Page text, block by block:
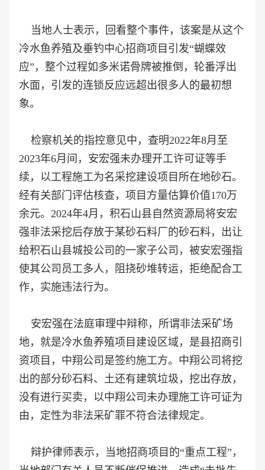
当地人士表示，回看整个事件，该案是从这个
冷水鱼养殖及垂钓中心招商项目引发“蝴蝶效
应”，整个过程如多米诺骨牌被推倒，轮番浮出
水面，引发的连锁反应远超出很多人的最初想
象。
检察机关的指控意见中，查明2022年8月至
2023年6月间，安宏强未办理开工许可证等手
续，以工程施工为名采挖建设项目所在地砂石。
经有关部门评估核查，项目方量估算价值170万
余元。2024年4月，积石山县自然资源局将安宏
强非法采挖后存放于某砂石料厂的砂石料，出让
给积石山县城投公司的一家子公司，被安宏强指
使其公司员工多人，阻挠砂堆转运，拒绝配合工
作，实施违法行为。
安宏强在法庭审理中辩称，所谓非法采矿场
地，就是冷水鱼养殖项目建设区域，是县招商引
资项目，中翔公司是签约施工方。中翔公司将挖
出的部分砂石料、土还有建筑垃圾，挖出存放，
没有进行买卖，以中翔公司未办理施工许可证为
由，定性为非法采矿罪不符合法律规定。
辩护律师表示，当地招商项目的“重点工程”，